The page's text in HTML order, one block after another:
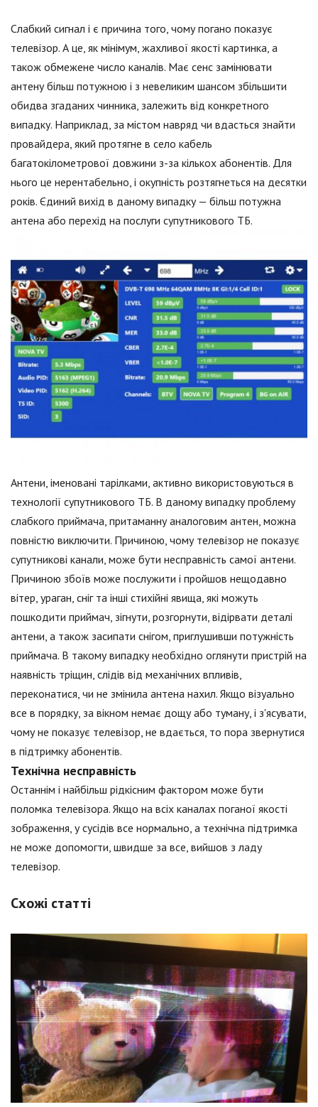
Слабкий сигнал і є причина того, чому погано показує
телевізор. А це, як мінімум, жахливої якості картинка, а
також обмежене число каналів. Має сенс замінювати
антену більш потужною і з невеликим шансом збільшити
обидва згаданих чинника, залежить від конкретного
випадку. Наприклад, за містом навряд чи вдасться знайти
провайдера, який протягне в село кабель
багатокілометрової довжини з-за кількох абонентів. Для
нього це нерентабельно, і окупність розтягнеться на десятки
років. Єдиний вихід в даному випадку — більш потужна
антена або перехід на послуги супутникового ТБ.
Антени, іменовані тарілками, активно використовуються в
технології супутникового ТБ. В даному випадку проблему
слабкого приймача, притаманну аналоговим антен, можна
повністю виключити. Причиною, чому телевізор не показує
супутникові канали, може бути несправність самої антени.
Причиною збоїв може послужити і пройшов нещодавно
вітер, ураган, сніг та інші стихійні явища, які можуть
пошкодити приймач, зігнути, розгорнути, відірвати деталі
антени, а також засипати снігом, приглушивши потужність
приймача. В такому випадку необхідно оглянути пристрій на
наявність тріщин, слідів від механічних впливів,
переконатися, чи не змінила антена нахил. Якщо візуально
все в порядку, за вікном немає дощу або туману, і з'ясувати,
чому не показує телевізор, не вдається, то пора звернутися
в підтримку абонентів.
Технічна несправність
Останнім і найбільш рідкісним фактором може бути
поломка телевізора. Якщо на всіх каналах поганої якості
зображення, у сусідів все нормально, а технічна підтримка
не може допомогти, швидше за все, вийшов з ладу
телевізор.
Схожі статті